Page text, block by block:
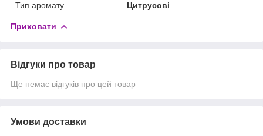
Тип аромату
Цитрусові
Приховати
Відгуки про товар
Ще немає відгуків про цей товар
Умови доставки